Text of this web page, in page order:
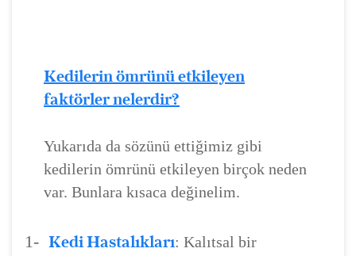
Kedilerin ömrünü etkileyen
faktörler nelerdir?
Yukarıda da sözünü ettiğimiz gibi
kedilerin ömrünü etkileyen birçok neden
var. Bunlara kısaca değinelim.
1- Kedi Hastalıkları: Kalıtsal bir